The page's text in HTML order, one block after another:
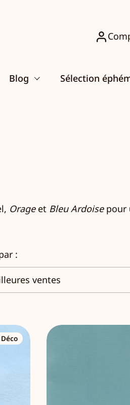
Blog Sélection
Orageet Bleu Ardoisepour
: